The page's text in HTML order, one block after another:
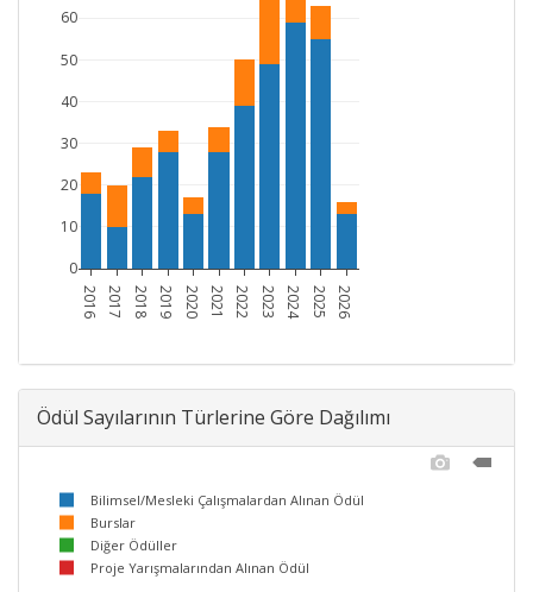
2016 2017 2018 2019 2020 2021 2022 2023 2024 2025 2026
0
10
20
30
40
50
60
Ödül Sayılarının Türlerine Göre Dağılımı
Bilimsel/Mesleki Çalışmalardan Alınan Ödül
Burslar
Diğer Ödüller
Proje Yarışmalarından Alınan Ödül